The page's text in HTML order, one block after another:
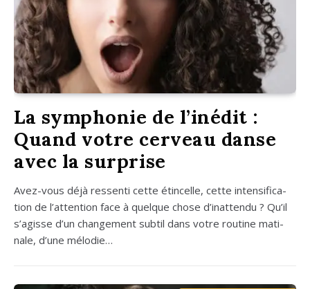
La symphonie de l’inédit :
Quand votre cerveau danse
avec la surprise
Avez-vous déjà res­sen­ti cette étin­celle, cette inten­si­fi­ca­
tion de l’attention face à quelque chose d’inattendu ? Qu’il
s’agisse d’un chan­ge­ment sub­til dans votre rou­tine mati­
nale, d’une mélo­die…